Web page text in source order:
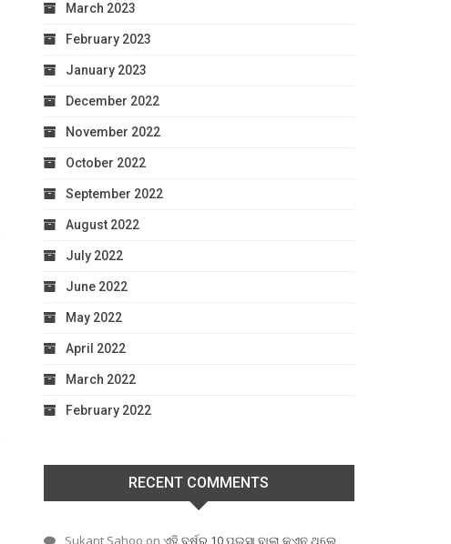
March 2023
February 2023
January 2023
December 2022
November 2022
October 2022
September 2022
August 2022
July 2022
June 2022
May 2022
April 2022
March 2022
February 2022
RECENT COMMENTS
Sukant Sahoo on ଏହି ବର୍ଷର 10 ପଇସା ବାଲା କଏନ ଥିଲେ